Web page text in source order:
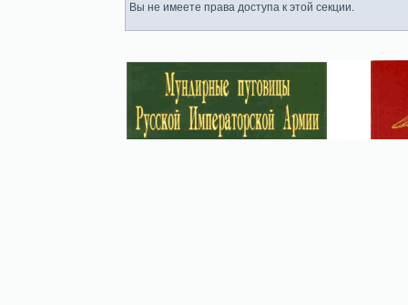
Вы не имеете права доступа к этой секции.